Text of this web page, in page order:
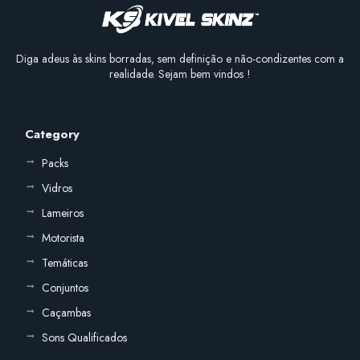
Diga adeus às skins borradas, sem definição e não-condizentes com a
realidade. Sejam bem vindos !
Category
Packs
Vidros
Lameiros
Motorista
Temáticas
Conjuntos
Caçambas
Sons Qualificados